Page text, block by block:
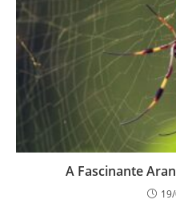
A Fascinante